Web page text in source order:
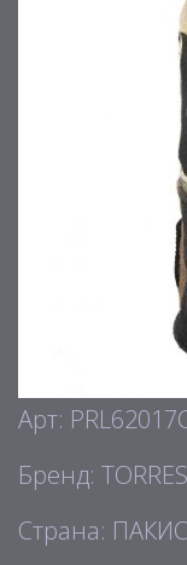
Арт:
Бренд: TORRES
Страна: